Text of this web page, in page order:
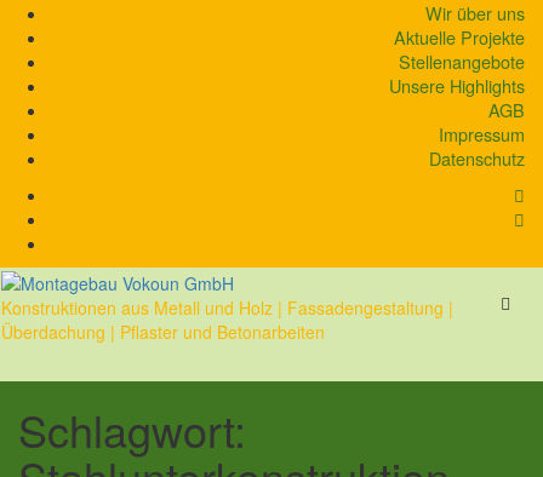
Skip
content
Wir über uns
Aktuelle Projekte
Stellenangebote
Unsere Highlights
AGB
Impressum
Datenschutz
Konstruktionen aus Metall und Holz | Fassadengestaltung |
Überdachung | Pflaster und Betonarbeiten
Schlagwort: